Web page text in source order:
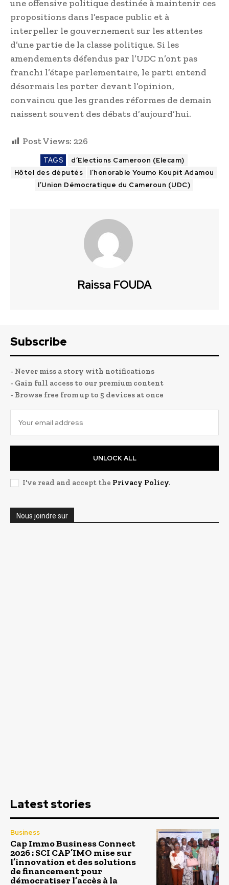
une offensive politique destinée à maintenir ces
propositions dans l’espace public et à
interpeller le gouvernement sur les attentes
d’une partie de la classe politique. Si les
amendements défendus par l’UDC n’ont pas
franchi l’étape parlementaire, le parti entend
désormais les porter devant l’opinion,
convaincu que les grandes réformes de demain
naissent souvent des débats d’aujourd’hui.
Post Views: 226
TAGS
d’Elections Cameroon (Elecam)
Hôtel des députés
l’honorable Youmo Koupit Adamou
l’Union Démocratique du Cameroun (UDC)
Raissa FOUDA
Subscribe
- Never miss a story with notifications
- Gain full access to our premium content
- Browse free from up to 5 devices at once
UNLOCK ALL
I've read and accept the Privacy Policy.
Nous joindre sur
Latest stories
Business
Cap Immo Business Connect
2026 : SCI CAP’IMO mise sur
l’innovation et des solutions
de financement pour
démocratiser l’accès à la